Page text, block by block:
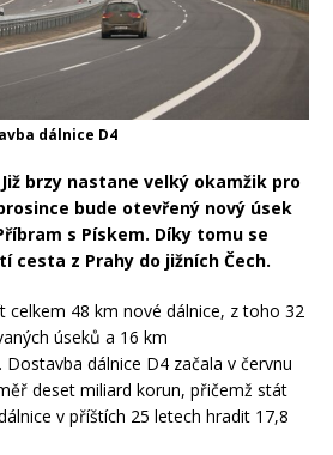
dálnice D4
– Již brzy nastane velký okamžik pro
bude otevřený nový úsek
s Pískem. Díky tomu se
cesta z Prahy do jižních Čech.
celkem 48 km nové dálnice, z toho 32
úseků a 16 km
dálnice D4 začala v červnu
deset miliard korun, přičemž stát
v příštích 25 letech hradit 17,8